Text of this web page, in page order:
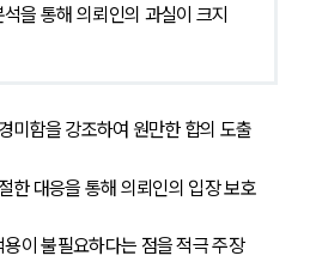
률지식인
업무분야
전체
함을 강조하여 원만한 합의 도출
대응을 통해 의뢰인의 입장 보호
이 불필요하다는 점을 적극 주장